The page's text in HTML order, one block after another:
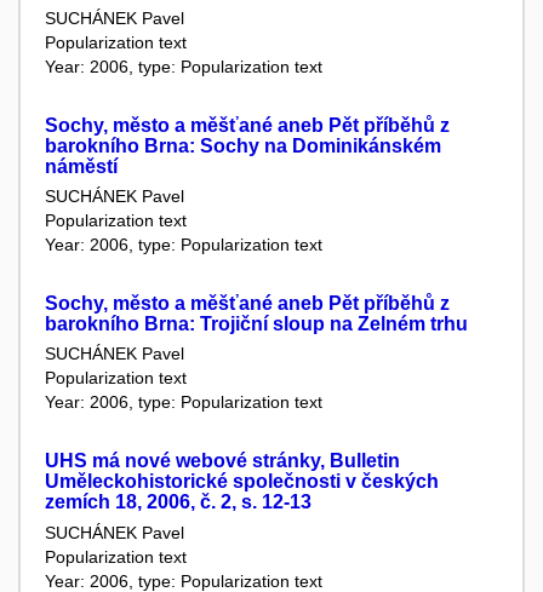
SUCHÁNEK Pavel
Popularization text
Year: 2006, type: Popularization text
Sochy, město a měšťané aneb Pět příběhů z
barokního Brna: Sochy na Dominikánském
náměstí
SUCHÁNEK Pavel
Popularization text
Year: 2006, type: Popularization text
Sochy, město a měšťané aneb Pět příběhů z
barokního Brna: Trojiční sloup na Zelném trhu
SUCHÁNEK Pavel
Popularization text
Year: 2006, type: Popularization text
UHS má nové webové stránky, Bulletin
Uměleckohistorické společnosti v českých
zemích 18, 2006, č. 2, s. 12-13
SUCHÁNEK Pavel
Popularization text
Year: 2006, type: Popularization text